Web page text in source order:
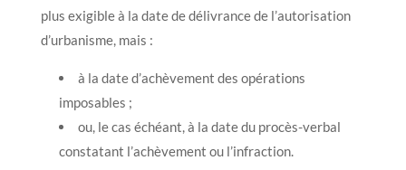
plus exigible à la date de délivrance de l’autorisation
d’urbanisme, mais :
à la date d’achèvement des opérations
imposables ;
ou, le cas échéant, à la date du procès-verbal
constatant l’achèvement ou l’infraction.